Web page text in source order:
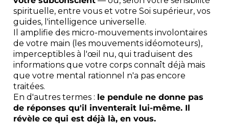
spirituelle, entre vous et votre Soi supérieur, vos
guides, l'intelligence universelle.
Il amplifie des micro-mouvements involontaires
de votre main (les mouvements idéomoteurs),
imperceptibles à l'œil nu, qui traduisent des
informations que votre corps connaît déjà mais
que votre mental rationnel n'a pas encore
traitées.
En d'autres termes : le pendule ne donne pas
de réponses qu'il inventerait lui-même. Il
révèle ce qui est déjà là, en vous.